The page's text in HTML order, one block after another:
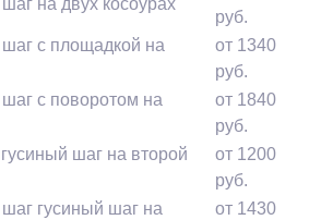
на двух косоурах
руб.
с площадкой на
от 1340
руб.
с поворотом на
от 1840
руб.
шаг на второй
от 1200
руб.
гусиный шаг на
от 1430